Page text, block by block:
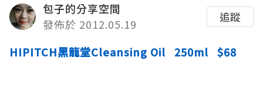
包子的分享空間
發佈於 2012.05.19
追蹤
HIPITCH黑龍堂Cleansing Oil 250ml $68